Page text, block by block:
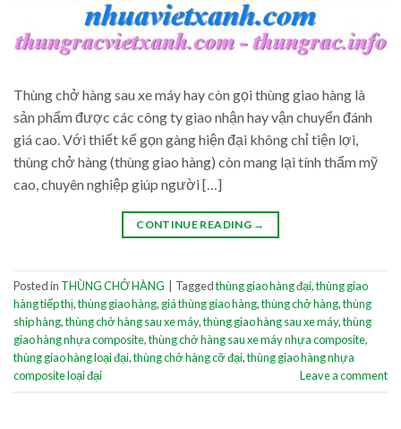
Thùng chở hàng sau xe máy hay còn gọi thùng giao hàng là
sản phẩm được các công ty giao nhận hay vận chuyển đánh
giá cao. Với thiết kế gọn gàng hiện đại không chỉ tiện lợi,
thùng chở hàng (thùng giao hàng) còn mang lại tính thẩm mỹ
cao, chuyên nghiệp giúp người […]
CONTINUE READING →
Posted in THÙNG CHỞ HÀNG Taggedthùng giao hàng đại,thùng giao
hàng tiếp thị,thùng giao hàng, giá thùng giao hàng,thùng chở hàng,thùng
ship hàng,thùng chở hàng sau xe máy,thùng giao hàng sau xe máy,thùng
giao hàng nhựa composite,thùng chở hàng sau xe máy nhựa composite,
thùng giao hàng loại đại,thùng chở hàng cỡ đại,thùng giao hàng nhựa
composite loại đại
Leave a comment